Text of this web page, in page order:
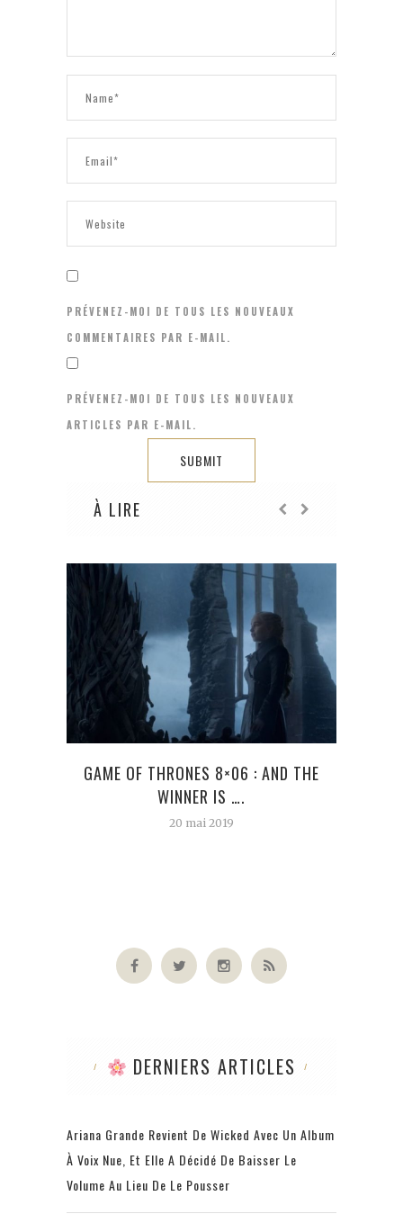
PRÉVENEZ-MOI DE TOUS LES NOUVEAUX
COMMENTAIRES PAR E-MAIL.
PRÉVENEZ-MOI DE TOUS LES NOUVEAUX
ARTICLES PAR E-MAIL.
À LIRE
GAME OF THRONES 8×06 : AND THE
WINNER IS ….
20 mai 2019
DERNIERS ARTICLES
Ariana Grande Revient De Wicked Avec Un Album
À Voix Nue, Et Elle A Décidé De Baisser Le
Volume Au Lieu De Le Pousser